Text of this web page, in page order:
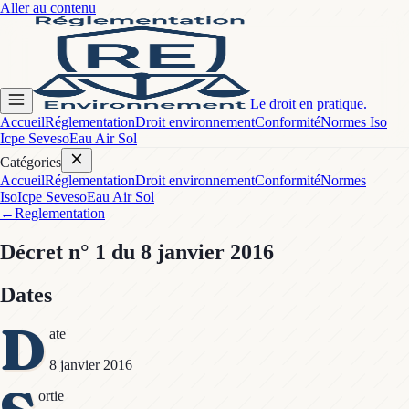
Aller au contenu
Le droit en pratique.
AccueilRéglementationDroit environnementConformitéNormes Iso
Icpe SevesoEau Air Sol
Catégories
AccueilRéglementationDroit environnementConformitéNormes
IsoIcpe SevesoEau Air Sol
←Reglementation
Décret n° 1 du 8 janvier 2016
Dates
D ate
8 janvier 2016
ortie